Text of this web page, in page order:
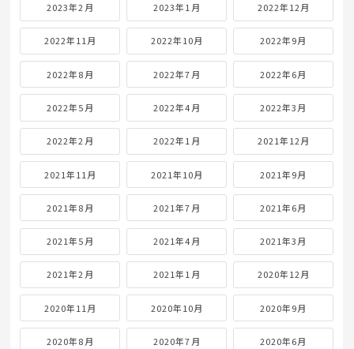
2023年2月 2023年1月 2022年12月
2022年11月 2022年10月 2022年9月
2022年8月 2022年7月 2022年6月
2022年5月 2022年4月 2022年3月
2022年2月 2022年1月 2021年12月
2021年11月 2021年10月 2021年9月
2021年8月 2021年7月 2021年6月
2021年5月 2021年4月 2021年3月
2021年2月 2021年1月 2020年12月
2020年11月 2020年10月 2020年9月
2020年8月 2020年7月 2020年6月